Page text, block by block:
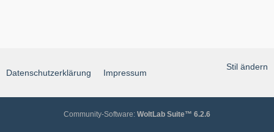
Stil ändern
Datenschutzerklärung Impressum
Community-Software: WoltLab Suite™ 6.2.6